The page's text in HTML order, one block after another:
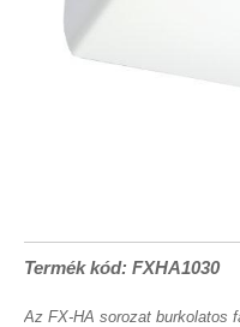
Termék kód: FXHA1030
Az FX-HA sorozat burkolatos